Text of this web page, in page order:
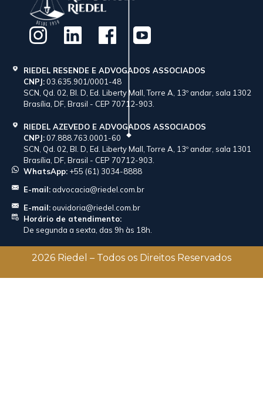
RIEDEL RESENDE E ADVOGADOS ASSOCIADOS
CNPJ:03.635.901/0001-48
SCN, Qd. 02, Bl. D, Ed. Liberty Mall, Torre A, 13º andar, sala 1302
Brasília, DF, Brasil - CEP 70712-903.
RIEDEL AZEVEDO E ADVOGADOS ASSOCIADOS
CNPJ:07.888.763.0001-60
SCN, Qd. 02, Bl. D, Ed. Liberty Mall, Torre A, 13º andar, sala 1301
Brasília, DF, Brasil - CEP 70712-903.
WhatsApp: +55 (61) 3034-8888
E-mail:advocacia@riedel.com.br
E-mail:ouvidoria@riedel.com.br
Horário de atendimento:
De segunda a sexta, das 9h às 18h.
2026 Riedel – Todos os Direitos Reservados